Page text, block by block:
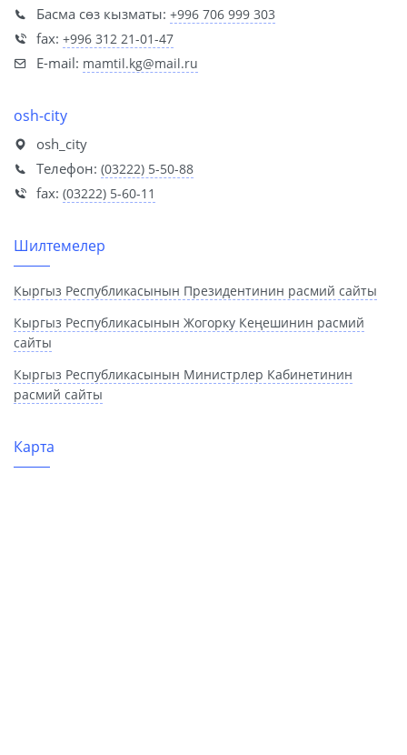
Басма сөз кызматы: +996 706 999 303
fax: +996 312 21-01-47
E-mail: mamtil.kg@mail.ru
osh-city
osh_city
Телефон: (03222) 5-50-88
fax: (03222) 5-60-11
Шилтемелер
Кыргыз Республикасынын Президентинин расмий сайты
Кыргыз Республикасынын Жогорку Кеңешинин расмий
сайты
Кыргыз Республикасынын Министрлер Кабинетинин
расмий сайты
Карта